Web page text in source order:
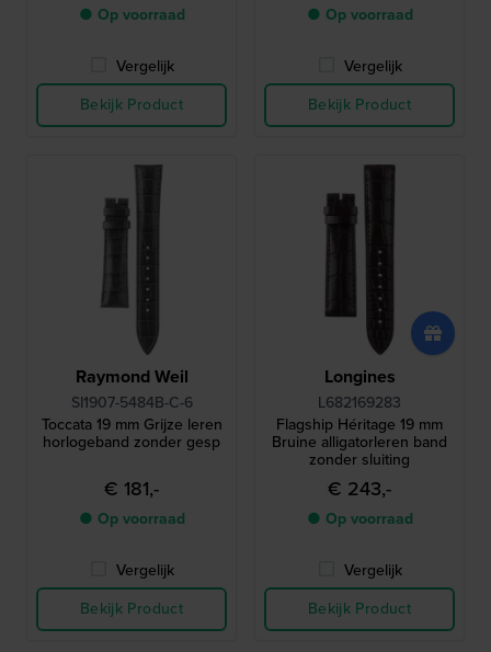
● Op voorraad
Vergelijk
Bekijk Product
● Op voorraad
Vergelijk
Bekijk Product
Raymond Weil
SI1907-5484B-C-6
Toccata 19 mm Grijze leren
horlogeband zonder gesp
€ 181,-
● Op voorraad
Vergelijk
Bekijk Product
Longines
L682169283
Flagship Héritage 19 mm
Bruine alligatorleren band
zonder sluiting
€ 243,-
● Op voorraad
Vergelijk
Bekijk Product